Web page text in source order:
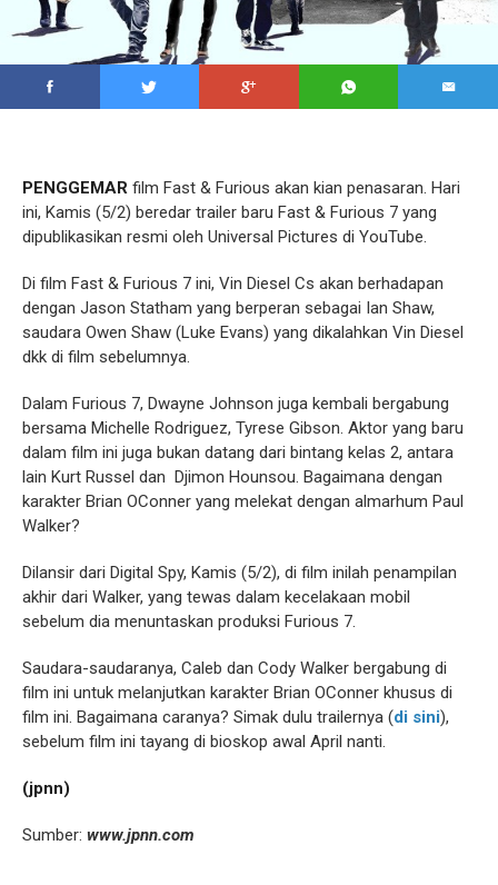
PENGGEMAR film Fast & Furious akan kian penasaran. Hari
ini, Kamis (5/2) beredar trailer baru Fast & Furious 7 yang
dipublikasikan resmi oleh Universal Pictures di YouTube.
Di film Fast & Furious 7 ini, Vin Diesel Cs akan berhadapan
dengan Jason Statham yang berperan sebagai Ian Shaw,
saudara Owen Shaw (Luke Evans) yang dikalahkan Vin Diesel
dkk di film sebelumnya.
Dalam Furious 7, Dwayne Johnson juga kembali bergabung
bersama Michelle Rodriguez, Tyrese Gibson. Aktor yang baru
dalam film ini juga bukan datang dari bintang kelas 2, antara
lain Kurt Russel dan Djimon Hounsou. Bagaimana dengan
karakter Brian OConner yang melekat dengan almarhum Paul
Walker?
Dilansir dari Digital Spy, Kamis (5/2), di film inilah penampilan
akhir dari Walker, yang tewas dalam kecelakaan mobil
sebelum dia menuntaskan produksi Furious 7.
Saudara-saudaranya, Caleb dan Cody Walker bergabung di
film ini untuk melanjutkan karakter Brian OConner khusus di
film ini. Bagaimana caranya? Simak dulu trailernya (di sini),
sebelum film ini tayang di bioskop awal April nanti.
(jpnn)
Sumber: www.jpnn.com